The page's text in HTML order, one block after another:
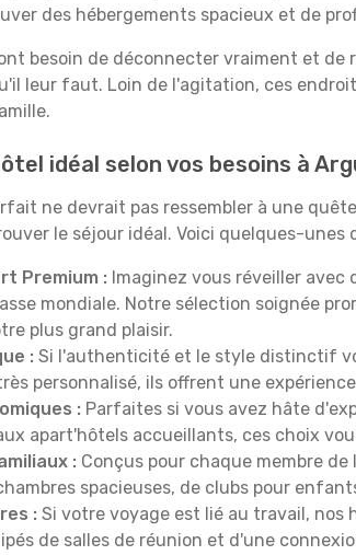
des hébergements spacieux et de
besoin de déconnecter vraiment et de
leur faut. Loin de l'agitation, ces
idéal selon vos besoins à
ne devrait pas ressembler à une
le séjour idéal. Voici quelques-
Premium : Imaginez vous réveiller avec
mondiale. Notre sélection soignée
plus grand plaisir.
: Si l'authenticité et le style distinctif
personnalisé, ils offrent une
: Parfaites si vous avez hâte
apart'hôtels accueillants, ces choix
: Conçus pour chaque membre
spacieuses, de clubs pour
: Si votre voyage est lié au travail,
de salles de réunion et d'une